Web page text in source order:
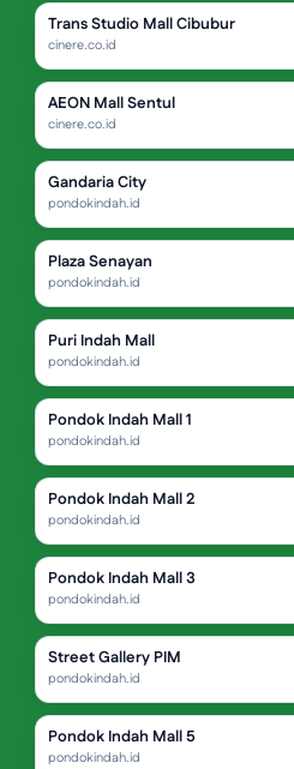
Trans Studio Mall Cibubur
cinere.co.id
AEON Mall Sentul
cinere.co.id
Gandaria City
pondokindah.id
Plaza Senayan
pondokindah.id
Puri Indah Mall
pondokindah.id
Pondok Indah Mall 1
pondokindah.id
Pondok Indah Mall 2
pondokindah.id
Pondok Indah Mall 3
pondokindah.id
Street Gallery PIM
pondokindah.id
Pondok Indah Mall 5
pondokindah.id